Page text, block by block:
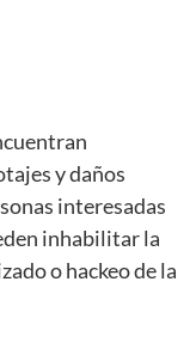
y daños
interesadas
inhabilitar la
o hackeo de la